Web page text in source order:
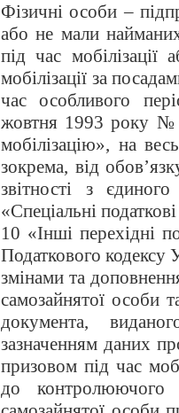
Фізичні особи –
або не мали
під час мобілізації
мобілізації за
час особливого
жовтня 1993 року №
мобілізацію», на
зокрема, від
звітності з
«Спеціальні
10 «Інші перехідні
Податкового кодексу
змінами та
самозайнятої особи
документа,
зазначенням даних
призовом під час
до контролюючого